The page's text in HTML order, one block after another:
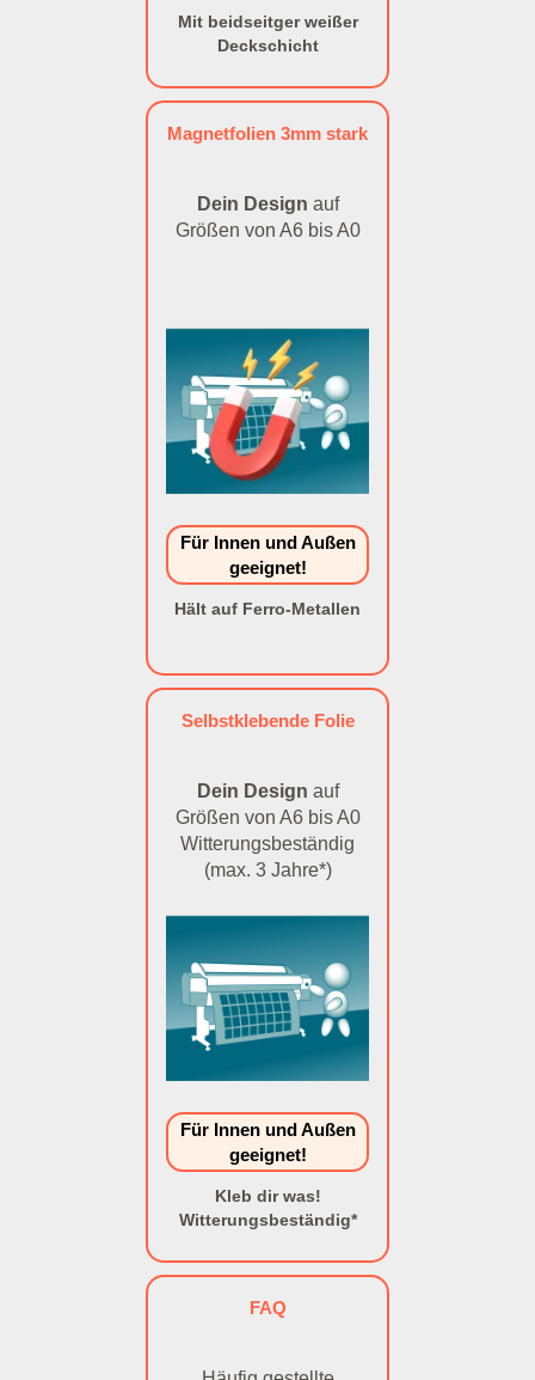
Mit beidseitger weißer
Deckschicht
Magnetfolien 3mm stark
Dein Design auf
Größen von A6 bis A0
Für Innen und Außen
geeignet!
Hält auf Ferro-Metallen
Selbstklebende Folie
Dein Design auf
Größen von A6 bis A0
Witterungsbeständig
(max. 3 Jahre*)
Für Innen und Außen
geeignet!
Kleb dir was!
Witterungsbeständig*
FAQ